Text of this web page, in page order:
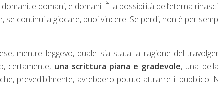
domani, e domani, e domani. È la possibilità dell’eterna
se continui a giocare, puoi vincere. Se perdi, non è per
mentre leggevo, quale sia stata la ragione del
certamente, una scrittura piana e gradevole, una bella
che, prevedibilmente, avrebbero potuto attrarre il pubblico.